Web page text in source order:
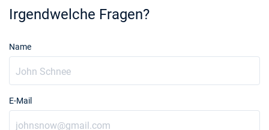
Irgendwelche Fragen?
Name
E-Mail